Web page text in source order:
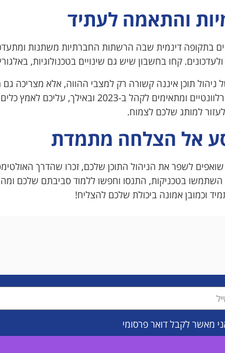
והתאמה לעתיד
בתקופה דינמית שבה הרשתות החברתיות משתנות
ולעדכונים. קחו בחשבון שיש גם שינויים בטכנולוגיות,
ניהול תוכן איננה קשורה רק למצבי ההווה, אלא מצריכה
להישאר רלוונטיים ומתאימים לקהל ב-
למותג שלכם לצמוח.
אל הצלחה מתמדת
לשפר את הניהול התוכן שלכם, זכרו שהדרך
בטכניקות, התנסו וחפשו ללמוד סביבתם שלכם
וכמובן אמונה ביכולת שלכם להצליח!
מאשר לקבל דואר פרסומי